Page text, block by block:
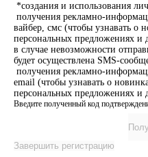
*создания и использования
получения рекламно-
вайбер, смс (чтобы узнавать о
персональных предложениях и
в случае невозможности
будет осуществлена SMS-
получения рекламно-
email (чтобы узнавать о
персональных предложениях и
Введите полученный код
Завершить регистрацию